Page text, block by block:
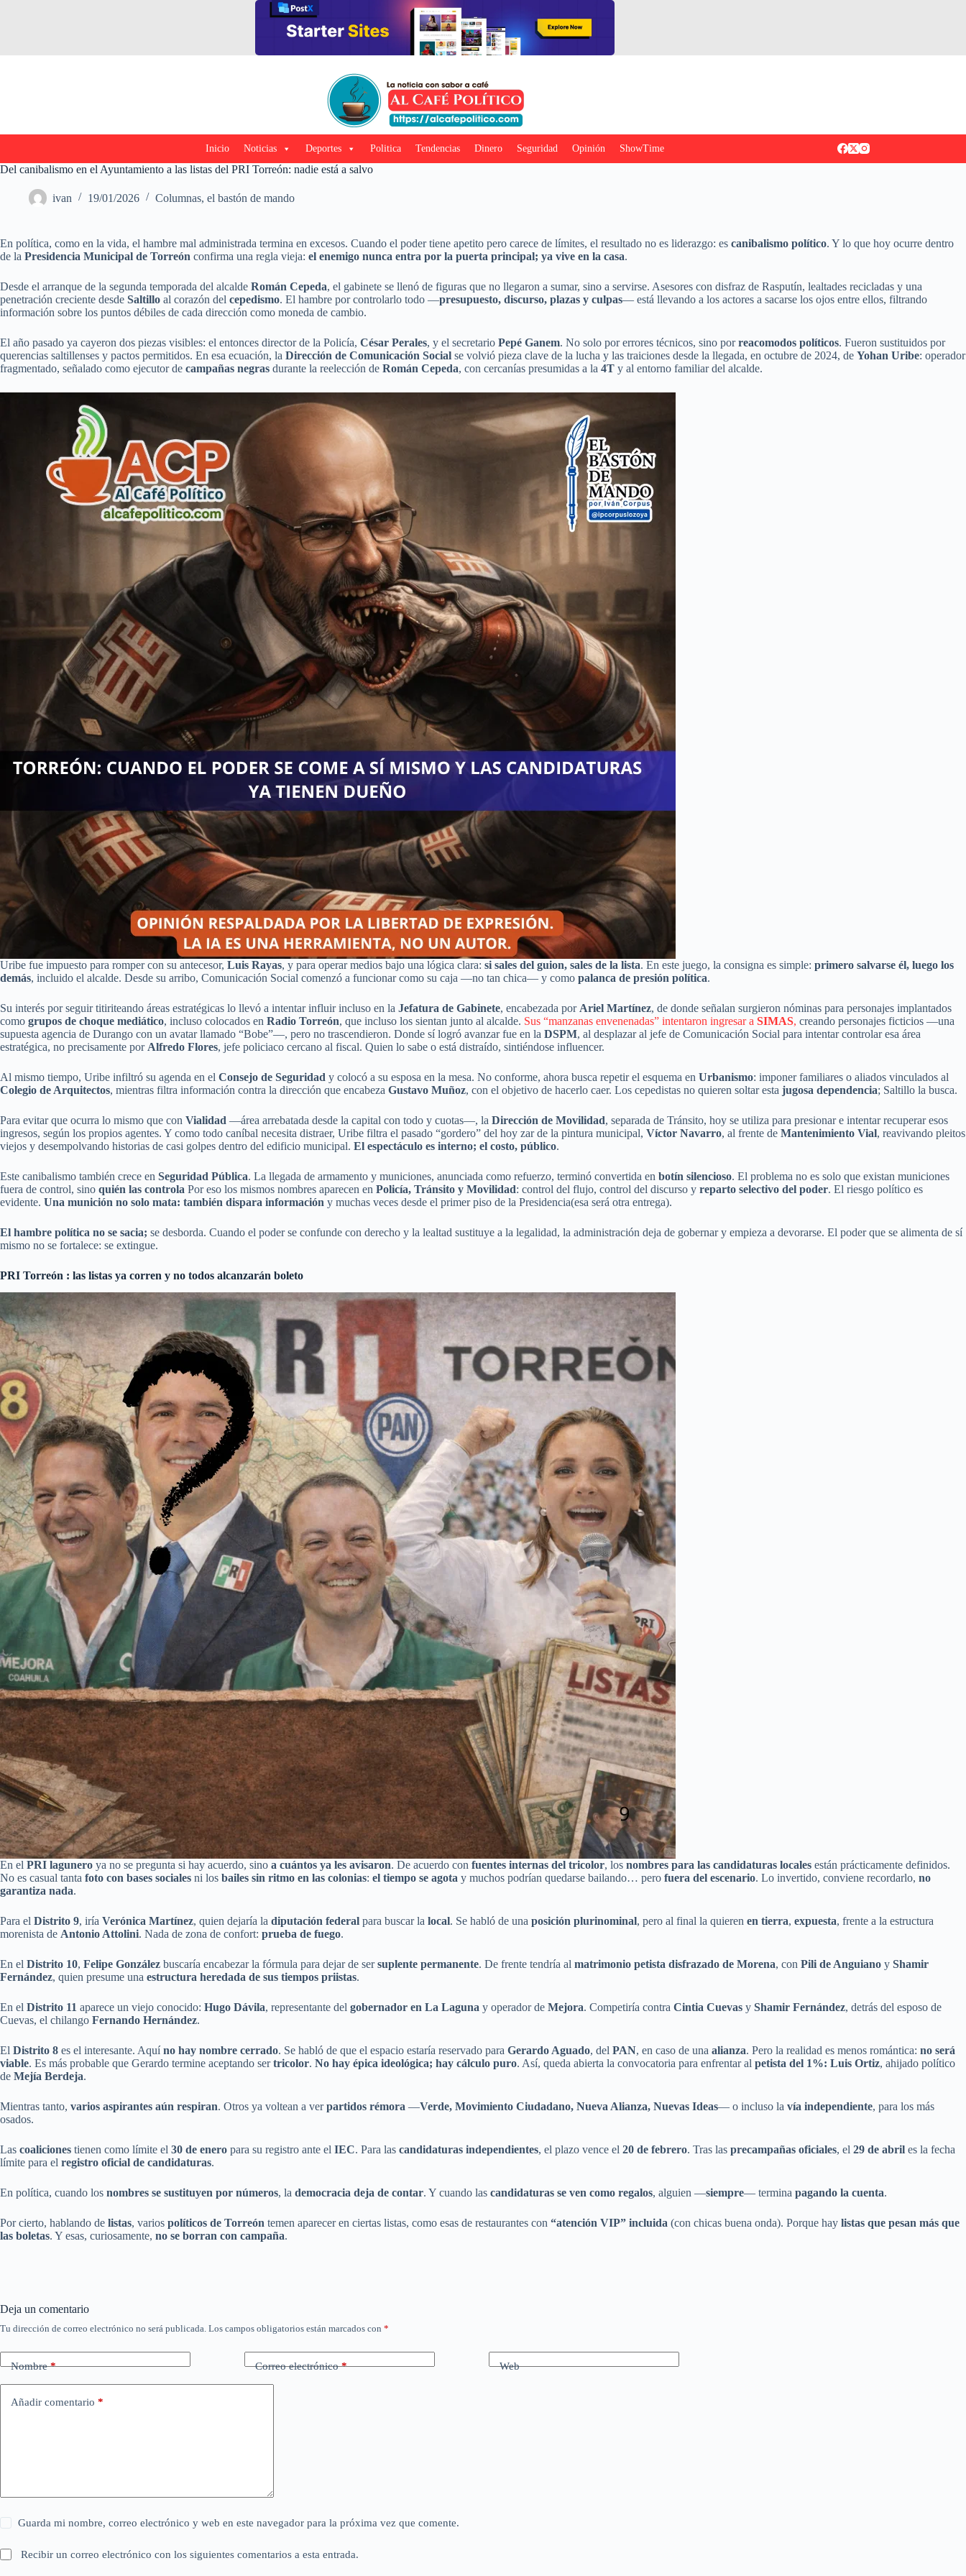
Inicio Noticias Deportes Politica Tendencias Dinero Seguridad Opinión ShowTime
Del canibalismo en el Ayuntamiento a las listas del PRI Torreón: nadie está a salvo
ivan 19/01/2026 Columnas, el bastón de mando
En política, como en la vida, el hambre mal administrada termina en excesos. Cuando el poder tiene apetito pero carece de límites, el resultado no es liderazgo: es canibalismo político. Y lo que hoy ocurre dentro
de la Presidencia Municipal de Torreón confirma una regla vieja: el enemigo nunca entra por la puerta principal; ya vive en la casa.
Desde el arranque de la segunda temporada del alcalde Román Cepeda, el gabinete se llenó de figuras que no llegaron a sumar, sino a servirse. Asesores con disfraz de Rasputín, lealtades recicladas y una
penetración creciente desde Saltillo al corazón del cepedismo. El hambre por controlarlo todo —presupuesto, discurso, plazas y culpas— está llevando a los actores a sacarse los ojos entre ellos, filtrando
información sobre los puntos débiles de cada dirección como moneda de cambio.
El año pasado ya cayeron dos piezas visibles: el entonces director de la Policía, César Perales, y el secretario Pepé Ganem. No solo por errores técnicos, sino porreacomodos políticos. Fueron sustituidos por
querencias saltillenses y pactos permitidos. En esa ecuación, la Dirección de Comunicación Social se volvió pieza clave de la lucha y las traiciones desde la llegada, en octubre de 2024, de Yohan Uribe: operador
fragmentado, señalado como ejecutor de campañas negras durante la reelección de Román Cepeda, con cercanías presumidas a la 4T y al entorno familiar del alcalde.
Uribe fue impuesto para romper con su antecesor, Luis Rayas, y para operar medios bajo una lógica clara: si sales del guion, sales de la lista. En este juego, la consigna es simple: primero salvarse él, luego los
demás, incluido el alcalde. Desde su arribo, Comunicación Social comenzó a funcionar como su caja —no tan chica— y como palanca de presión política.
Su interés por seguir titiriteando áreas estratégicas lo llevó a intentar influir incluso en la Jefatura de Gabinete, encabezada por Ariel Martínez, de donde señalan surgieron nóminas para personajes implantados
como grupos de choque mediático, incluso colocados en Radio Torreón, que incluso los sientan junto al alcalde. Sus “manzanas envenenadas” intentaron ingresar a SIMAS, creando personajes ficticios —una
supuesta agencia de Durango con un avatar llamado “Bobe”—, pero no trascendieron. Donde sí logró avanzar fue en la DSPM, al desplazar al jefe de Comunicación Social para intentar controlar esa área
estratégica, no precisamente por Alfredo Flores, jefe policiaco cercano al fiscal. Quien lo sabe o está distraído, sintiéndose influencer.
Al mismo tiempo, Uribe infiltró su agenda en el Consejo de Seguridad y colocó a su esposa en la mesa. No conforme, ahora busca repetir el esquema en Urbanismo: imponer familiares o aliados vinculados al
Colegio de Arquitectos, mientras filtra información contra la dirección que encabeza Gustavo Muñoz, con el objetivo de hacerlo caer. Los cepedistas no quieren soltar esta jugosa dependencia; Saltillo la busca.
Para evitar que ocurra lo mismo que con Vialidad —área arrebatada desde la capital con todo y cuotas—, la Dirección de Movilidad, separada de Tránsito, hoy se utiliza para presionar e intentar recuperar esos
ingresos, según los propios agentes. Y como todo caníbal necesita distraer, Uribe filtra el pasado “gordero” del hoy zar de la pintura municipal, Víctor Navarro, al frente de Mantenimiento Vial, reavivando pleitos
viejos y desempolvando historias de casi golpes dentro del edificio municipal. El espectáculo es interno; el costo, público.
Este canibalismo también crece en Seguridad Pública. La llegada de armamento y municiones, anunciada como refuerzo, terminó convertida en botín silencioso. El problema no es solo que existan municiones
fuera de control, sino quién las controla Por eso los mismos nombres aparecen en Policía, Tránsito y Movilidad: control del flujo, control del discurso y reparto selectivo del poder. El riesgo político es
evidente. Una munición no solo mata: también dispara información y muchas veces desde el primer piso de la Presidencia(esa será otra entrega).
El hambre política no se sacia; se desborda. Cuando el poder se confunde con derecho y la lealtad sustituye a la legalidad, la administración deja de gobernar y empieza a devorarse. El poder que se alimenta de sí
mismo no se fortalece: se extingue.
PRI Torreón : las listas ya corren y no todos alcanzarán boleto
En el PRI lagunero ya no se pregunta si hay acuerdo, sino a cuántos ya les avisaron. De acuerdo con fuentes internas del tricolor, los nombres para las candidaturas locales están prácticamente definidos.
No es casual tanta foto con bases sociales ni los bailes sin ritmo en las colonias: el tiempo se agota y muchos podrían quedarse bailando… pero fuera del escenario. Lo invertido, conviene recordarlo, no
garantiza nada.
Para el Distrito 9, iría Verónica Martínez, quien dejaría la diputación federal para buscar la local. Se habló de una posición plurinominal, pero al final la quieren en tierra, expuesta, frente a la estructura
morenista de Antonio Attolini. Nada de zona de confort: prueba de fuego.
En el Distrito 10, Felipe González buscaría encabezar la fórmula para dejar de sersuplente permanente. De frente tendría al matrimonio petista disfrazado de Morena, con Pili de Anguiano y Shamir
Fernández, quien presume una estructura heredada de sus tiempos priistas.
En el Distrito 11 aparece un viejo conocido: Hugo Dávila, representante del gobernador en La Laguna y operador de Mejora. Competiría contra Cintia Cuevas y Shamir Fernández, detrás del esposo de
Cuevas, el chilango Fernando Hernández.
El Distrito 8 es el interesante. Aquíno hay nombre cerrado. Se habló de que el espacio estaría reservado para Gerardo Aguado, del PAN, en caso de una alianza. Pero la realidad es menos romántica: no será
viable. Es más probable que Gerardo termine aceptando sertricolor. No hay épica ideológica; hay cálculo puro. Así, queda abierta la convocatoria para enfrentar al petista del 1%: Luis Ortiz, ahijado político
de Mejía Berdeja.
Mientras tanto, varios aspirantes aún respiran. Otros ya voltean a verpartidos rémora —Verde, Movimiento Ciudadano, Nueva Alianza, Nuevas Ideas— o incluso la vía independiente, para los más
osados.
Las coaliciones tienen como límite el 30 de enero para su registro ante el IEC. Para las candidaturas independientes, el plazo vence el 20 de febrero. Tras las precampañas oficiales, el 29 de abril es la fecha
límite para el registro oficial de candidaturas.
En política, cuando los nombres se sustituyen por números, la democracia deja de contar. Y cuando las candidaturas se ven como regalos, alguien —siempre— termina pagando la cuenta.
Por cierto, hablando de listas, varios políticos de Torreón temen aparecer en ciertas listas, como esas de restaurantes con “atención VIP” incluida (con chicas buena onda). Porque hay listas que pesan más que
las boletas. Y esas, curiosamente, no se borran con campaña.
Deja un comentario
Tu dirección de correo electrónico no será publicada. Los campos obligatorios están marcados con *
Nombre* Correo electrónico* Web
Añadir comentario *
Guarda mi nombre, correo electrónico y web en este navegador para la próxima vez que comente.
Recibir un correo electrónico con los siguientes comentarios a esta entrada.